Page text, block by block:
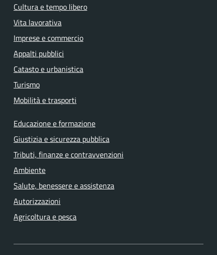
Cultura e tempo libero
Vita lavorativa
Imprese e commercio
Appalti pubblici
Catasto e urbanistica
Turismo
Mobilità e trasporti
Educazione e formazione
Giustizia e sicurezza pubblica
Tributi, finanze e contravvenzioni
Ambiente
Salute, benessere e assistenza
Autorizzazioni
Agricoltura e pesca